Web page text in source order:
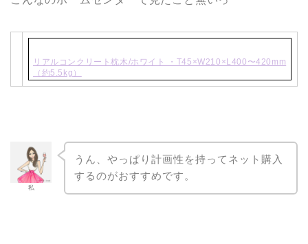
リアルコンクリート枕木/ホワイト ・T45×W210×L400〜420mm
（約5.5kg）
私
うん、やっぱり計画性を持ってネット購入
するのがおすすめです。